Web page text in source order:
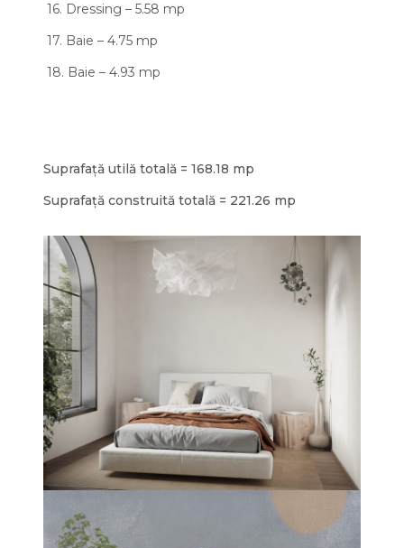
16. Dressing – 5.58 mp
17. Baie – 4.75 mp
18. Baie – 4.93 mp
Suprafață utilă totală = 168.18 mp
Suprafață construită totală = 221.26 mp